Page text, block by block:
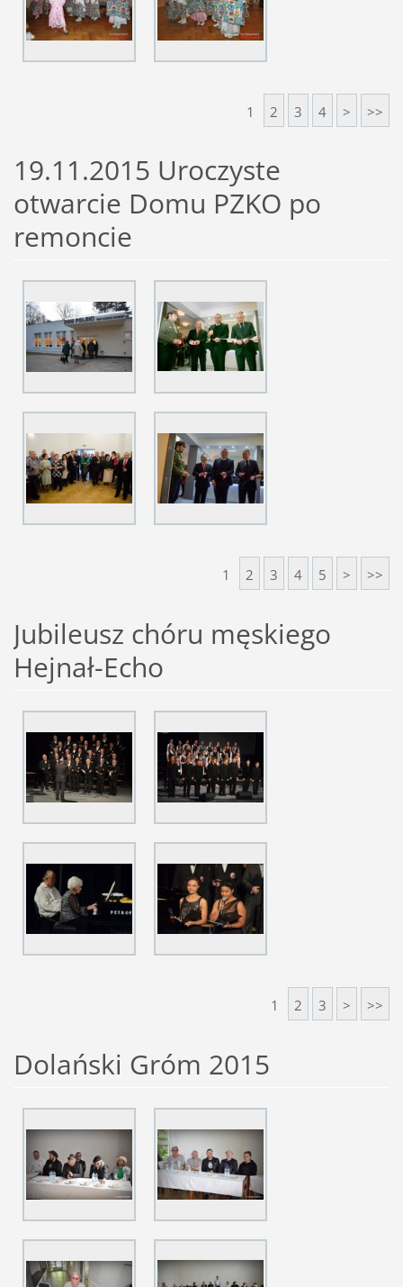
1 2 3 4 > >>
19.11.2015 Uroczyste
otwarcie Domu PZKO po
remoncie
1 2 3 4 5 > >>
Jubileusz chóru męskiego
Hejnał-Echo
1 2 3 > >>
Dolański Gróm 2015